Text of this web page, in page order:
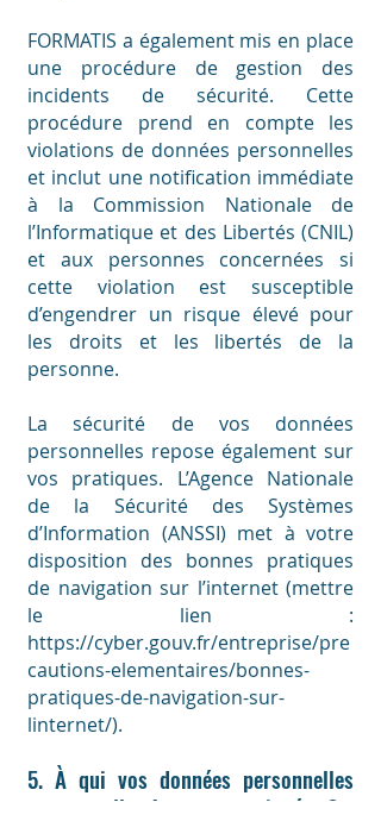
FORMATIS a également mis en place
une procédure de gestion des
incidents de sécurité. Cette
procédure prend en compte les
violations de données personnelles
et inclut une notification immédiate
à la Commission Nationale de
l’Informatique et des Libertés (CNIL)
et aux personnes concernées si
cette violation est susceptible
d’engendrer un risque élevé pour
les droits et les libertés de la
personne.
La sécurité de vos données
personnelles repose également sur
vos pratiques. L’Agence Nationale
de la Sécurité des Systèmes
d’Information (ANSSI) met à votre
disposition des bonnes pratiques
de navigation sur l’internet (mettre
le lien :
https://cyber.gouv.fr/entreprise/pre
cautions-elementaires/bonnes-
pratiques-de-navigation-sur-
linternet/).
5. À qui vos données personnelles
peuvent-elles être communiquées ?